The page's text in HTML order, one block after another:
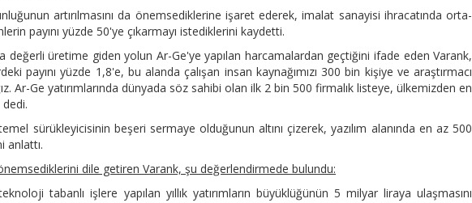
artırılmasını da önemsediklerine işaret ederek, imalat sanayisi ihracatında orta-
payını yüzde 50'ye çıkarmayı istediklerini kaydetti.
değerli üretime giden yolun Ar-Ge'ye yapılan harcamalardan geçtiğini ifade eden Varank,
payını yüzde 1,8'e, bu alanda çalışan insan kaynağımızı 300 bin kişiye ve araştırmacı
Ar-Ge yatırımlarında dünyada söz sahibi olan ilk 2 bin 500 firmalık listeye, ülkemizden en
sürükleyicisinin beşeri sermaye olduğunun altını çizerek, yazılım alanında en az 500
anlattı.
önemsediklerini dile getiren Varank, şu değerlendirmede bulundu:
tabanlı işlere yapılan yıllık yatırımların büyüklüğünün 5 milyar liraya ulaşmasını